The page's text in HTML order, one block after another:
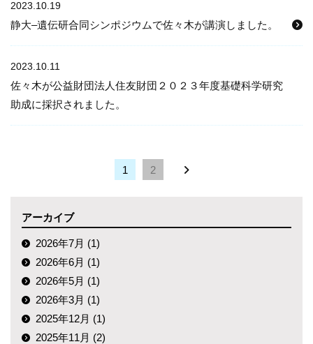
2023.10.19
静大–遺伝研合同シンポジウムで佐々木が講演しました。
2023.10.11
佐々木が公益財団法人住友財団２０２３年度基礎科学研究
助成に採択されました。
1 2
アーカイブ
2026年7月 (1)
2026年6月 (1)
2026年5月 (1)
2026年3月 (1)
2025年12月 (1)
2025年11月 (2)